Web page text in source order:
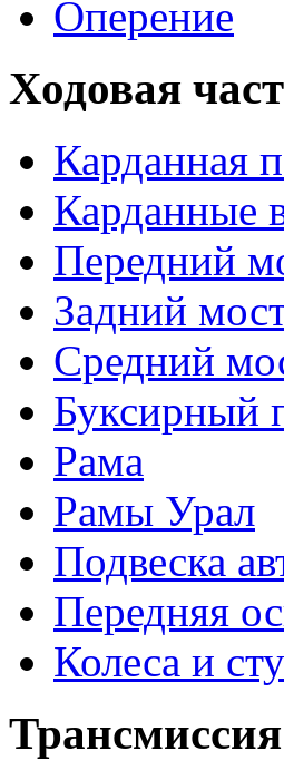
Оперение
Ходовая
Карданная
Карданные
Передний
Задний
Средний
Буксирный
Рама
Рамы Урал
Подвеска
Передняя
Колеса и
Трансмиссия